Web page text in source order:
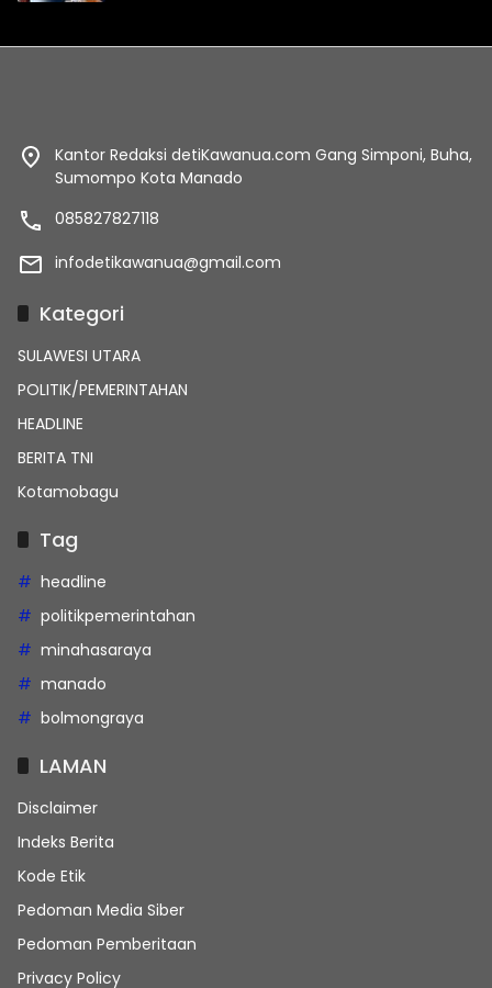
Kantor Redaksi detiKawanua.com Gang Simponi, Buha,
Sumompo Kota Manado
085827827118
infodetikawanua@gmail.com
Kategori
SULAWESI UTARA
POLITIK/PEMERINTAHAN
HEADLINE
BERITA TNI
Kotamobagu
Tag
headline
politikpemerintahan
minahasaraya
manado
bolmongraya
LAMAN
Disclaimer
Indeks Berita
Kode Etik
Pedoman Media Siber
Pedoman Pemberitaan
Privacy Policy